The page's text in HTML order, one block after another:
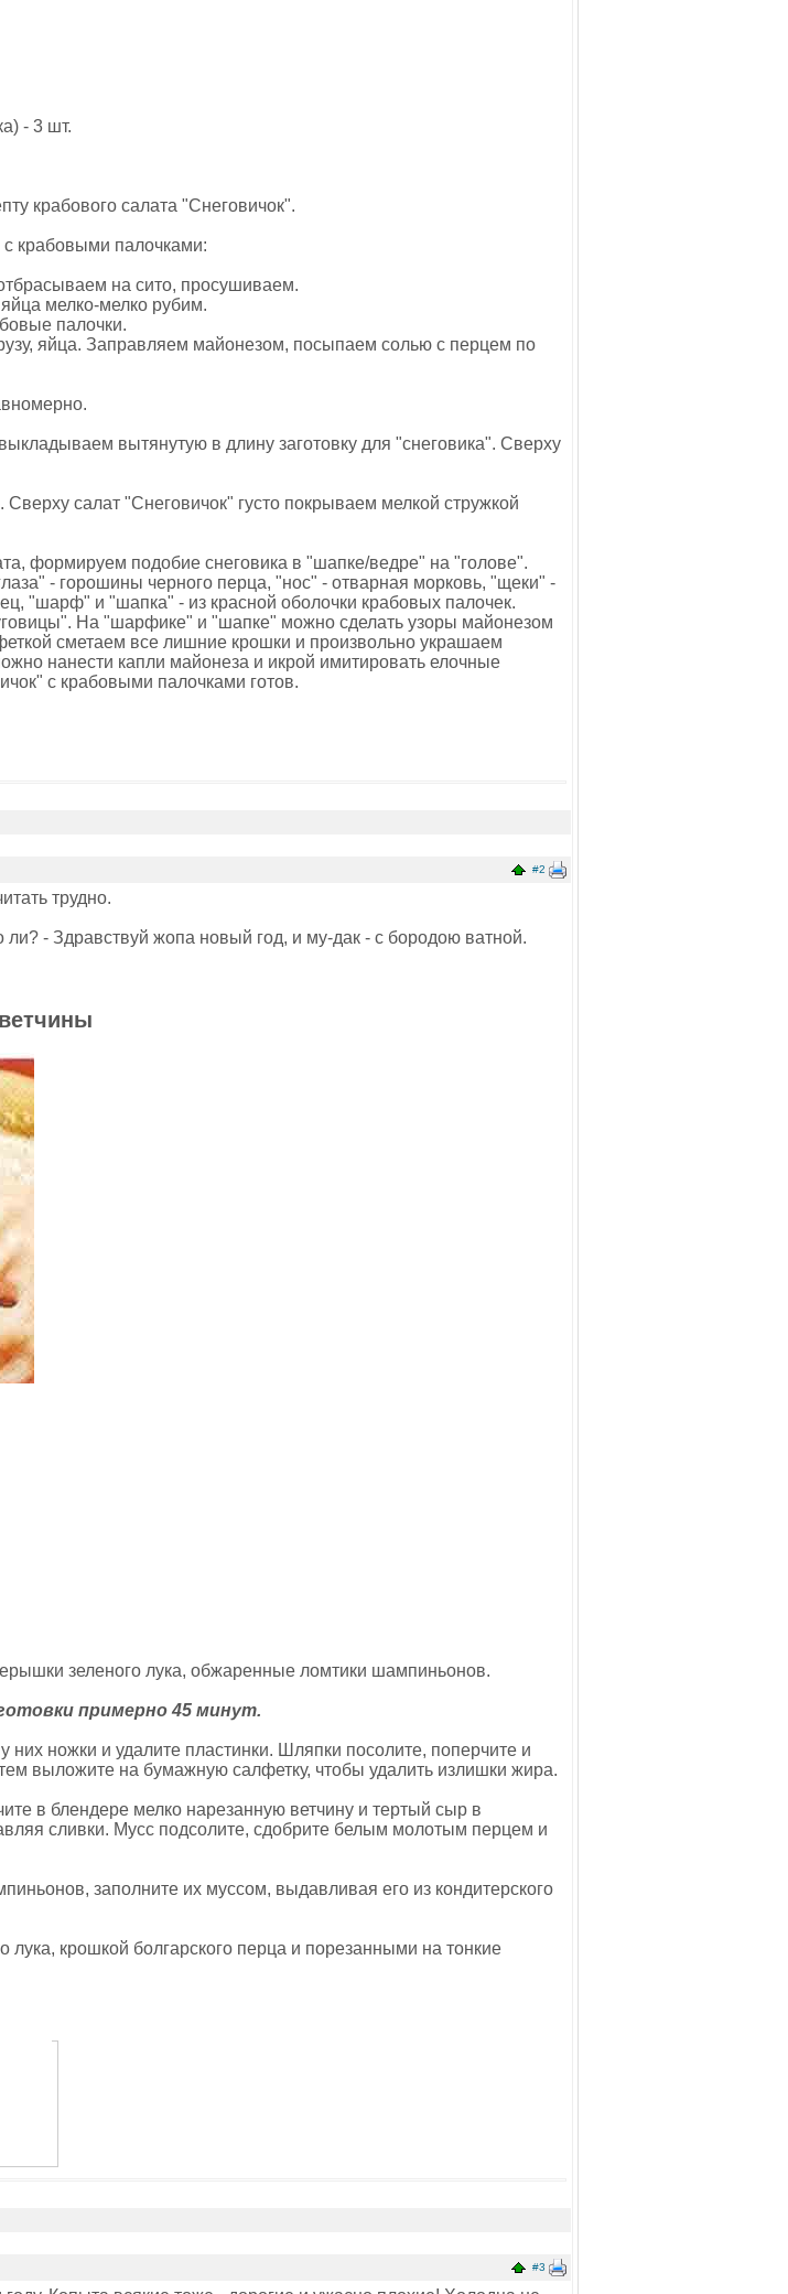
- 3 шт.
крабового салата "Снеговичок".
с крабовыми палочками:
на сито, просушиваем.
мелко-мелко рубим.
палочки.
яйца. Заправляем майонезом, посыпаем солью с перцем по
вытянутую в длину заготовку для "снеговика". Сверху
салат "Снеговичок" густо покрываем мелкой стружкой
формируем подобие снеговика в "шапке/ведре" на "голове".
- горошины черного перца, "нос" - отварная морковь, "щеки" -
"шарф" и "шапка" - из красной оболочки крабовых палочек.
На "шарфике" и "шапке" можно сделать узоры майонезом
сметаем все лишние крошки и произвольно украшаем
нанести капли майонеза и икрой имитировать елочные
с крабовыми палочками готов.
#2
трудно.
ли? - Здравствуй жопа новый год, и му-дак - с бородою ватной.
зеленого лука, обжаренные ломтики шампиньонов.
примерно 45 минут.
ножки и удалите пластинки. Шляпки посолите, поперчите и
выложите на бумажную салфетку, чтобы удалить излишки жира.
в блендере мелко нарезанную ветчину и тертый сыр в
сливки. Мусс подсолите, сдобрите белым молотым перцем и
заполните их муссом, выдавливая его из кондитерского
лука, крошкой болгарского перца и порезанными на тонкие
#3